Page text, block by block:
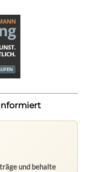
und behalte